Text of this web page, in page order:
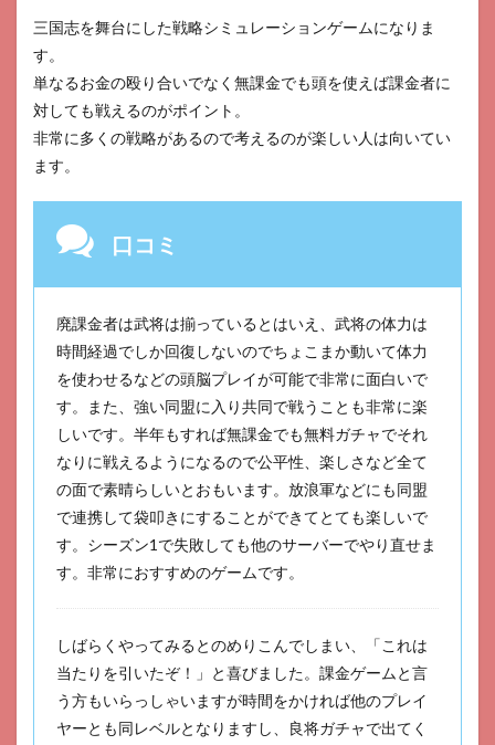
三国志を舞台にした戦略シミュレーションゲームになりま
す。
単なるお金の殴り合いでなく無課金でも頭を使えば課金者に
対しても戦えるのがポイント。
非常に多くの戦略があるので考えるのが楽しい人は向いてい
ます。
口コミ
廃課金者は武将は揃っているとはいえ、武将の体力は
時間経過でしか回復しないのでちょこまか動いて体力
を使わせるなどの頭脳プレイが可能で非常に面白いで
す。また、強い同盟に入り共同で戦うことも非常に楽
しいです。半年もすれば無課金でも無料ガチャでそれ
なりに戦えるようになるので公平性、楽しさなど全て
の面で素晴らしいとおもいます。放浪軍などにも同盟
で連携して袋叩きにすることができてとても楽しいで
す。シーズン1で失敗しても他のサーバーでやり直せま
す。非常におすすめのゲームです。
しばらくやってみるとのめりこんでしまい、「これは
当たりを引いたぞ！」と喜びました。課金ゲームと言
う方もいらっしゃいますが時間をかければ他のプレイ
ヤーとも同レベルとなりますし、良将ガチャで出てく